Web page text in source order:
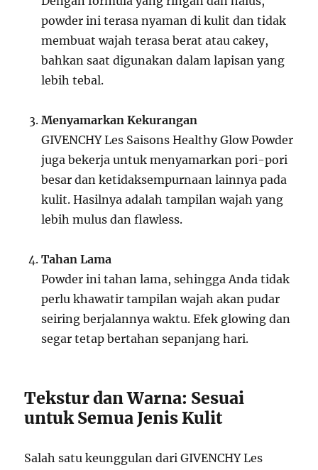
powder ini terasa nyaman di kulit dan tidak
membuat wajah terasa berat atau cakey,
bahkan saat digunakan dalam lapisan yang
lebih tebal.
Menyamarkan Kekurangan
GIVENCHY Les Saisons Healthy Glow Powder
juga bekerja untuk menyamarkan pori-pori
besar dan ketidaksempurnaan lainnya pada
kulit. Hasilnya adalah tampilan wajah yang
lebih mulus dan flawless.
Tahan Lama
Powder ini tahan lama, sehingga Anda tidak
perlu khawatir tampilan wajah akan pudar
seiring berjalannya waktu. Efek glowing dan
segar tetap bertahan sepanjang hari.
Tekstur dan Warna: Sesuai
untuk Semua Jenis Kulit
Salah satu keunggulan dari GIVENCHY Les